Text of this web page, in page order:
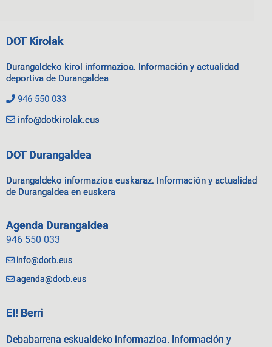
DOT Kirolak
Durangaldeko kirol informazioa. Información y actualidad
deportiva de Durangaldea
946 550 033
info@dotkirolak.eus
DOT Durangaldea
Durangaldeko informazioa euskaraz. Información y actualidad
de Durangaldea en euskera
Agenda Durangaldea
946 550 033
info@dotb.eus
agenda@dotb.eus
EI! Berri
Debabarrena eskualdeko informazioa. Información y